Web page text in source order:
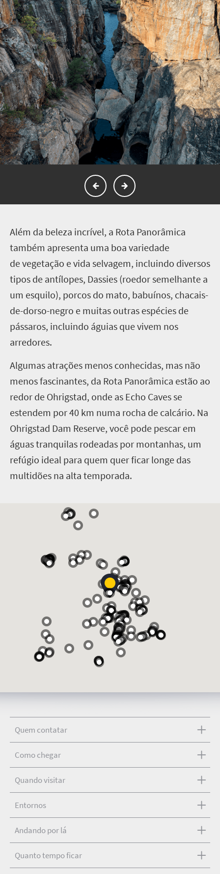
Além da beleza incrível, a Rota Panorâmica
também apresenta uma boa variedade
de vegetação e vida selvagem, incluindo diversos
tipos de antílopes, Dassies (roedor semelhante a
um esquilo), porcos do mato, babuínos, chacais-
de-dorso-negro e muitas outras espécies de
pássaros, incluindo águias que vivem nos
arredores.
Algumas atrações menos conhecidas, mas não
menos fascinantes, da Rota Panorâmica estão ao
redor de Ohrigstad, onde as Echo Caves se
estendem por 40 km numa rocha de calcário. Na
Ohrigstad Dam Reserve, você pode pescar em
águas tranquilas rodeadas por montanhas, um
refúgio ideal para quem quer ficar longe das
multidões na alta temporada.
Quem contatar
Como chegar
Quando visitar
Entornos
Andando por lá
Quanto tempo ficar